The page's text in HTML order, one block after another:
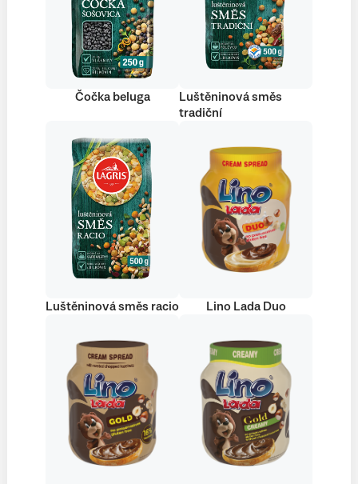
Čočka beluga
Luštěninová směs
tradiční
Luštěninová směs racio Lino Lada Duo